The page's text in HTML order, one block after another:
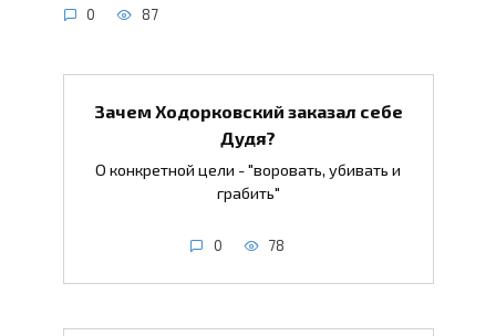
0 87
Зачем Ходорковский заказал себе
Дудя?
О конкретной цели - "воровать, убивать и
грабить"
0 78